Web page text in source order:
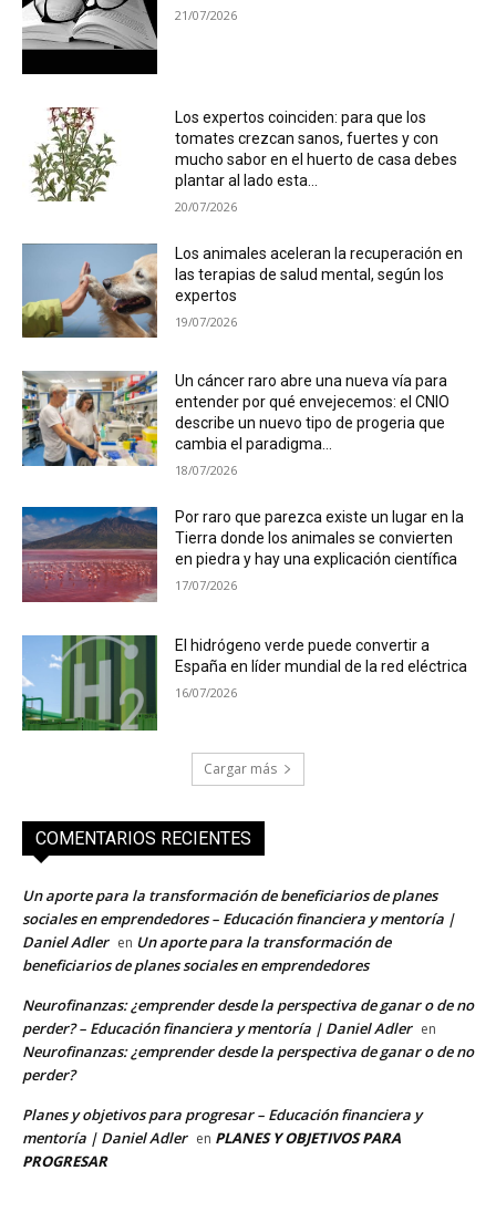
21/07/2026
Los expertos coinciden: para que los
tomates crezcan sanos, fuertes y con
mucho sabor en el huerto de casa debes
plantar al lado esta...
20/07/2026
Los animales aceleran la recuperación en
las terapias de salud mental, según los
expertos
19/07/2026
Un cáncer raro abre una nueva vía para
entender por qué envejecemos: el CNIO
describe un nuevo tipo de progeria que
cambia el paradigma...
18/07/2026
Por raro que parezca existe un lugar en la
Tierra donde los animales se convierten
en piedra y hay una explicación científica
17/07/2026
El hidrógeno verde puede convertir a
España en líder mundial de la red eléctrica
16/07/2026
Cargar más
COMENTARIOS RECIENTES
Un aporte para la transformación de beneficiarios de planes
sociales en emprendedores – Educación financiera y mentoría |
Daniel Adler en Un aporte para la transformación de
beneficiarios de planes sociales en emprendedores
Neurofinanzas: ¿emprender desde la perspectiva de ganar o de no
perder? – Educación financiera y mentoría | Daniel Adler en
Neurofinanzas: ¿emprender desde la perspectiva de ganar o de no
perder?
Planes y objetivos para progresar – Educación financiera y
mentoría | Daniel Adler en PLANES Y OBJETIVOS PARA
PROGRESAR